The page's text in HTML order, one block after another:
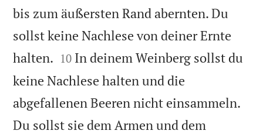
bis zum äußersten Rand abernten. Du
sollst keine Nachlese von deiner Ernte
halten. 

10 In deinem Weinberg sollst du
keine Nachlese halten und die
abgefallenen Beeren nicht einsammeln.
Du sollst sie dem Armen und dem